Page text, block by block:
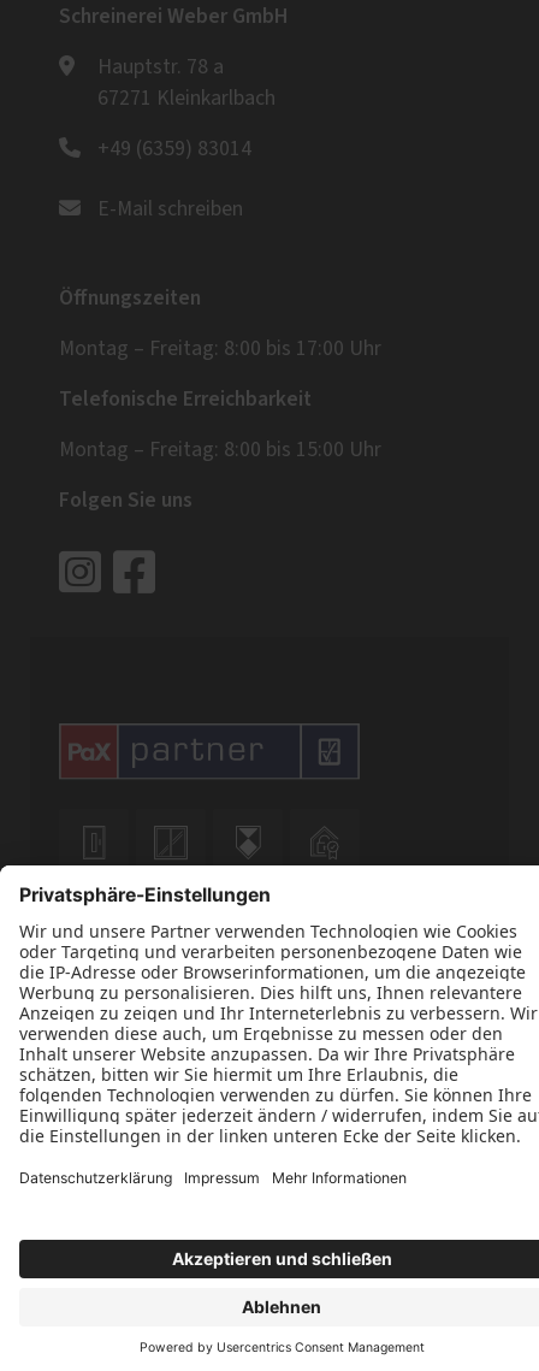
Schreinerei Weber GmbH
Hauptstr. 78 a
67271 Kleinkarlbach
+49 (6359) 83014
E-Mail schreiben
Öffnungszeiten
Montag – Freitag: 8:00 bis 17:00 Uhr
Telefonische Erreichbarkeit
Montag – Freitag: 8:00 bis 15:00 Uhr
Folgen Sie uns
  
   
   
Datenschutz Impressum Kontakt
AGBs
Schreinerei Weber GmbH © 2026